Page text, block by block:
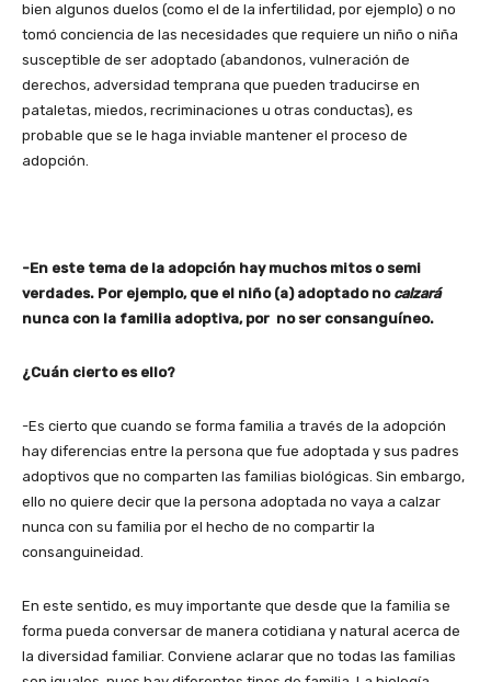
bien algunos duelos (como el de la infertilidad, por ejemplo) o no
tomó conciencia de las necesidades que requiere un niño o niña
susceptible de ser adoptado (abandonos, vulneración de
derechos, adversidad temprana que pueden traducirse en
pataletas, miedos, recriminaciones u otras conductas), es
probable que se le haga inviable mantener el proceso de
adopción.
-En este tema de la adopción hay muchos mitos o semi
verdades. Por ejemplo, que el niño (a) adoptado no calzará
nunca con la familia adoptiva, por no ser consanguíneo.
¿Cuán cierto es ello?
-Es cierto que cuando se forma familia a través de la adopción
hay diferencias entre la persona que fue adoptada y sus padres
adoptivos que no comparten las familias biológicas. Sin embargo,
ello no quiere decir que la persona adoptada no vaya a calzar
nunca con su familia por el hecho de no compartir la
consanguineidad.
En este sentido, es muy importante que desde que la familia se
forma pueda conversar de manera cotidiana y natural acerca de
la diversidad familiar. Conviene aclarar que no todas las familias